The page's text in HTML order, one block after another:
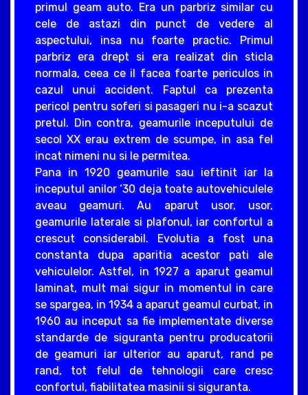
primul geam auto. Era un parbriz similar cu
cele de astazi din punct de vedere al
aspectului, insa nu foarte practic. Primul
parbriz era drept si era realizat din sticla
normala, ceea ce il facea foarte periculos in
cazul unui accident. Faptul ca prezenta
pericol pentru soferi si pasageri nu i-a scazut
pretul. Din contra, geamurile inceputului de
secol XX erau extrem de scumpe, in asa fel
incat nimeni nu si le permitea.
Pana in 1920 geamurile sau ieftinit iar la
inceputul anilor ‘30 deja toate autovehiculele
aveau geamuri. Au aparut usor, usor,
geamurile laterale si plafonul, iar confortul a
crescut considerabil. Evolutia a fost una
constanta dupa aparitia acestor pati ale
vehiculelor. Astfel, in 1927 a aparut geamul
laminat, mult mai sigur in momentul in care
se spargea, in 1934 a aparut geamul curbat, in
1960 au inceput sa fie implementate diverse
standarde de siguranta pentru producatorii
de geamuri iar ulterior au aparut, rand pe
rand, tot felul de tehnologii care cresc
confortul, fiabilitatea masinii si siguranta.